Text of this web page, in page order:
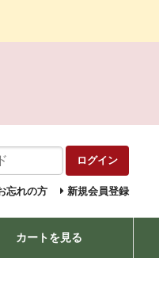
ログイン
忘れの方 新規会員登録
カートを見る